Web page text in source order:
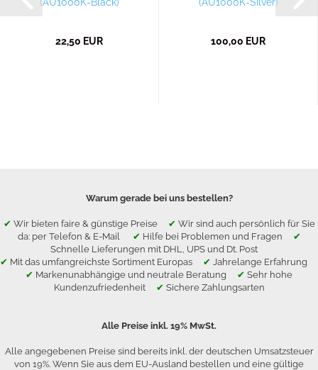
22,50 EUR 100,00 EUR
Warum gerade bei uns bestellen?
✔ Wir bieten faire & günstige Preise ✔ Wir sind auch persönlich für Sie
da: per Telefon & E-Mail ✔ Hilfe bei Problemen und Fragen ✔
Schnelle Lieferungen mit DHL, UPS und Dt. Post
✔ Mit das umfangreichste Sortiment Europas ✔ Jahrelange Erfahrung
✔ Markenunabhängige und neutrale Beratung ✔ Sehr hohe
Kundenzufriedenheit ✔ Sichere Zahlungsarten
Alle Preise inkl. 19% MwSt.
Alle angegebenen Preise sind bereits inkl. der deutschen Umsatzsteuer
von 19%. Wenn Sie aus dem EU-Ausland bestellen und eine gültige